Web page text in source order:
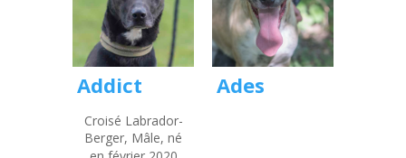
Addict
Croisé Labrador-
Berger, Mâle, né
Ades